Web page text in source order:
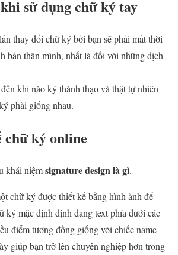
sử dụng chữ ký tay
thay đổi chữ ký bởi bạn sẽ phải mất thời
bản thân mình, nhất là đối với những dịch
khi nào ký thành thạo và thật tự nhiên
phải giống nhau.
chữ ký online
khái niệmsignature design là gì.
chữ ký được thiết kế bằng hình ảnh để
ký mặc định định dạng text phía dưới các
điểm tương đồng giống với chiếc name
giúp bạn trở lên chuyên nghiệp hơn trong